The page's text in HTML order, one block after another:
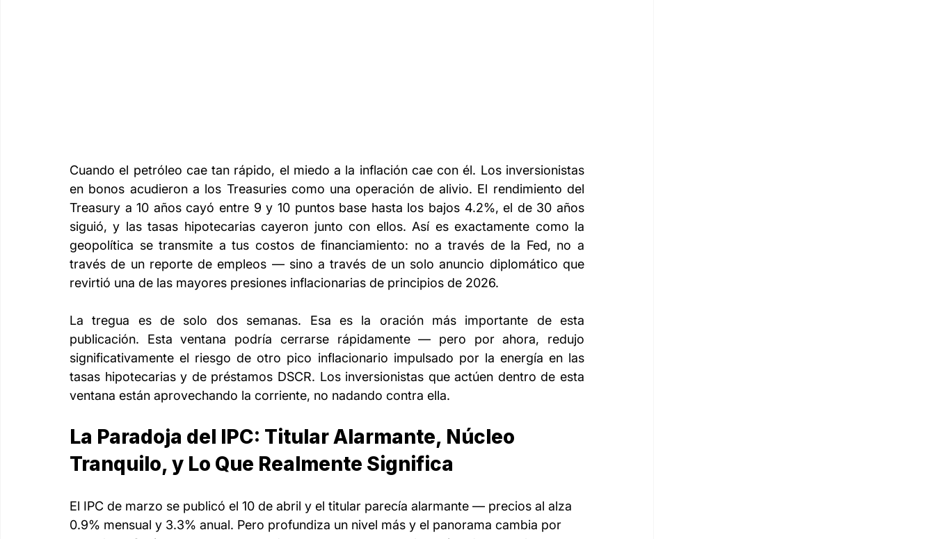
Cuando el petróleo cae tan rápido, el miedo a la inflación cae con él. Los inversionistas
en bonos acudieron a los Treasuries como una operación de alivio. El rendimiento del
Treasury a 10 años cayó entre 9 y 10 puntos base hasta los bajos 4.2%, el de 30 años
siguió, y las tasas hipotecarias cayeron junto con ellos. Así es exactamente como la
geopolítica se transmite a tus costos de financiamiento: no a través de la Fed, no a
través de un reporte de empleos — sino a través de un solo anuncio diplomático que
revirtió una de las mayores presiones inflacionarias de principios de 2026.
La tregua es de solo dos semanas. Esa es la oración más importante de esta
publicación. Esta ventana podría cerrarse rápidamente — pero por ahora, redujo
significativamente el riesgo de otro pico inflacionario impulsado por la energía en las
tasas hipotecarias y de préstamos DSCR. Los inversionistas que actúen dentro de esta
ventana están aprovechando la corriente, no nadando contra ella.
La Paradoja del IPC: Titular Alarmante, Núcleo
Tranquilo, y Lo Que Realmente Significa
El IPC de marzo se publicó el 10 de abril y el titular parecía alarmante — precios al alza
0.9% mensual y 3.3% anual. Pero profundiza un nivel más y el panorama cambia por